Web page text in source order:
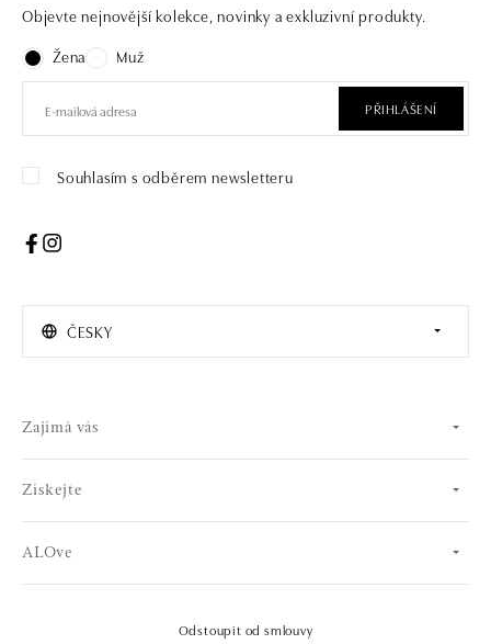
Objevte nejnovější kolekce, novinky a exkluzivní produkty.
Žena
Muž
PŘIHLÁŠENÍ
Souhlasím s odběrem newsletteru
ČESKY
Zajímá vás
Získejte
ALOve
Odstoupit od smlouvy